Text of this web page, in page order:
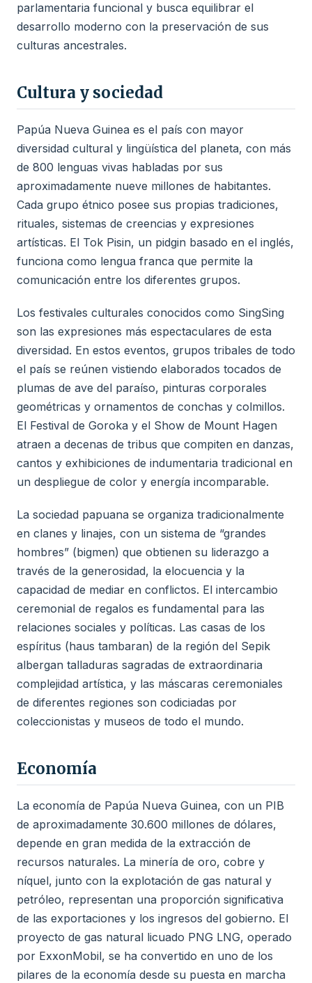
parlamentaria funcional y busca equilibrar el
desarrollo moderno con la preservación de sus
culturas ancestrales.
Cultura y sociedad
Papúa Nueva Guinea es el país con mayor
diversidad cultural y lingüística del planeta, con más
de 800 lenguas vivas habladas por sus
aproximadamente nueve millones de habitantes.
Cada grupo étnico posee sus propias tradiciones,
rituales, sistemas de creencias y expresiones
artísticas. El Tok Pisin, un pidgin basado en el inglés,
funciona como lengua franca que permite la
comunicación entre los diferentes grupos.
Los festivales culturales conocidos como SingSing
son las expresiones más espectaculares de esta
diversidad. En estos eventos, grupos tribales de todo
el país se reúnen vistiendo elaborados tocados de
plumas de ave del paraíso, pinturas corporales
geométricas y ornamentos de conchas y colmillos.
El Festival de Goroka y el Show de Mount Hagen
atraen a decenas de tribus que compiten en danzas,
cantos y exhibiciones de indumentaria tradicional en
un despliegue de color y energía incomparable.
La sociedad papuana se organiza tradicionalmente
en clanes y linajes, con un sistema de “grandes
hombres” (bigmen) que obtienen su liderazgo a
través de la generosidad, la elocuencia y la
capacidad de mediar en conflictos. El intercambio
ceremonial de regalos es fundamental para las
relaciones sociales y políticas. Las casas de los
espíritus (haus tambaran) de la región del Sepik
albergan talladuras sagradas de extraordinaria
complejidad artística, y las máscaras ceremoniales
de diferentes regiones son codiciadas por
coleccionistas y museos de todo el mundo.
Economía
La economía de Papúa Nueva Guinea, con un PIB
de aproximadamente 30.600 millones de dólares,
depende en gran medida de la extracción de
recursos naturales. La minería de oro, cobre y
níquel, junto con la explotación de gas natural y
petróleo, representan una proporción significativa
de las exportaciones y los ingresos del gobierno. El
proyecto de gas natural licuado PNG LNG, operado
por ExxonMobil, se ha convertido en uno de los
pilares de la economía desde su puesta en marcha